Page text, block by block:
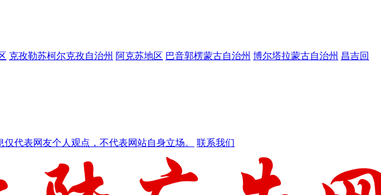
克孜勒苏柯尔克孜自治州 阿克苏地区 巴音郭楞蒙古自治州 博尔塔拉蒙古自治州 昌吉回
代表网友个人观点，不代表网站自身立场。 联系我们